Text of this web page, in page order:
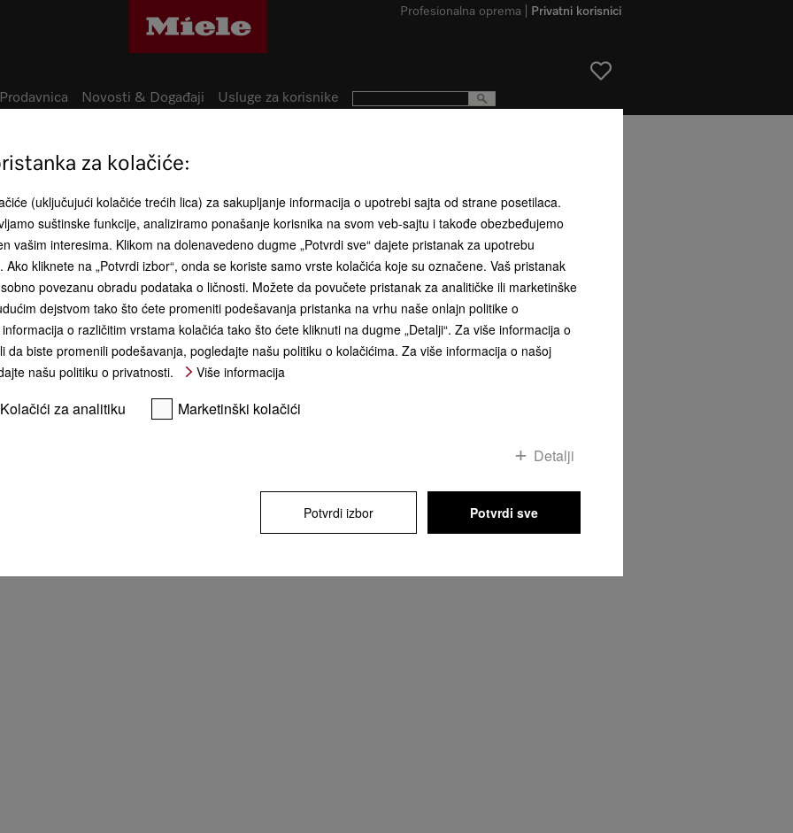
SVE UPITE
Stolnjaci/posteljina i ležerna
odeća (rotaciona mašina za
Podložno tehničkim izmenama; ne prihvata se nikakva odgovornost za tačnost navedenih informacija!
Na vrh strane
Privatni korisnici
Profesionalna oprema
Prodavnica Novosti & Događaji Usluge za korisnike
za kolačiće:
(uključujući kolačiće trećih lica) za sakupljanje informacija o upotrebi sajta od strane posetilaca.
suštinske funkcije, analiziramo ponašanje korisnika na svom veb-sajtu i takođe obezbeđujemo
vašim interesima. Klikom na dolenavedeno dugme „Potvrdi sve“ dajete pristanak za upotrebu
kliknete na „Potvrdi izbor“, onda se koriste samo vrste kolačića koje su označene. Vaš pristanak
povezanu obradu podataka o ličnosti. Možete da povučete pristanak za analitičke ili marketinške
dejstvom tako što ćete promeniti podešavanja pristanka na vrhu naše onlajn politike o
o različitim vrstama kolačića tako što ćete kliknuti na dugme „Detalji“. Za više informacija o
da biste promenili podešavanja, pogledajte našu politiku o kolačićima. Za više informacija o našoj
našu politiku o privatnosti.
Više informacija
Kolačići za analitiku Marketinški kolačići
Detalji
Potvrdi izbor Potvrdi sve